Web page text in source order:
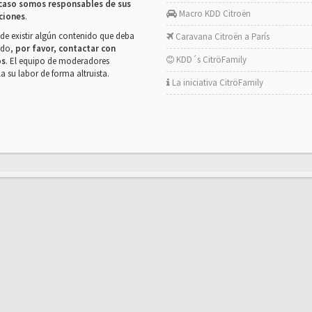
somos responsables de sus
.
existir algún contenido que deba
por favor, contactar con
. El equipo de moderadores
su labor de forma altruista.
Macro KDD Citroën
Caravana Citroën a París
KDD´s CitröFamily
La iniciativa CitröFamily